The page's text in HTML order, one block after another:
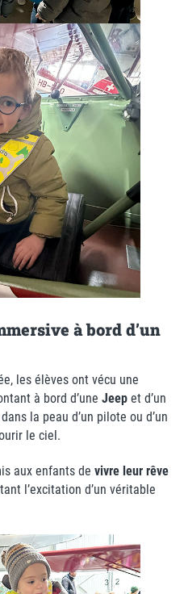
à bord d’un
les élèves ont vécu une
à bord d’une Jeep et d’un
la peau d’un pilote ou d’un
le ciel.
aux enfants de vivre leur rêve
l’excitation d’un véritable